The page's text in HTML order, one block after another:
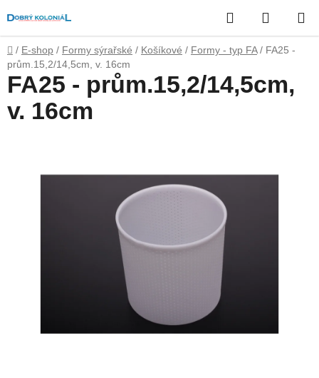
na
obsah
Hledat
KOŠÍK
Domů
/ E-shop / Formy sýrařské / Košíkové / Formy - typ FA / FA25 -
prům.15,2/14,5cm, v. 16cm
FA25 - prům.15,2/14,5cm,
v. 16cm